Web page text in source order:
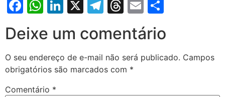
Facebook
WhatsApp
LinkedIn
X Telegram
Threads
Email
Deixe um comentário
O seu endereço de e-mail não será publicado. Campos
obrigatórios são marcados com *
Comentário *